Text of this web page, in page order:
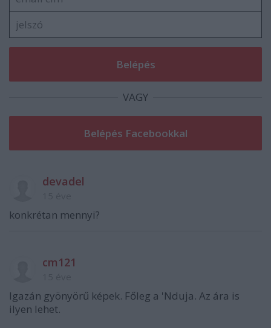
VAGY
devadel
konkrétan mennyi?
cm121
Igazán gyönyörű képek. Főleg a 'Nduja. Az ára is
ilyen lehet.